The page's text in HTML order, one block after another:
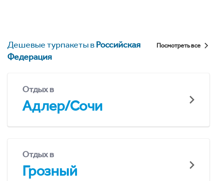
Дешевые турпакеты вРоссийская
Федерация
Посмотреть все
Отдых в
Адлер/Сочи
Отдых в
Грозный